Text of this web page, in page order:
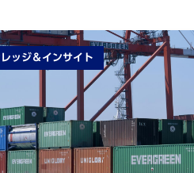
ッジ＆インサイト